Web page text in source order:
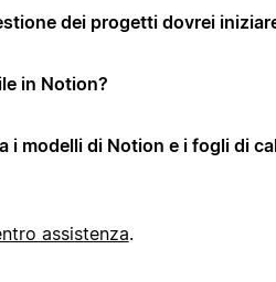
dei progetti dovrei
in Notion?
i modelli di Notion e i fogli di
assistenza.